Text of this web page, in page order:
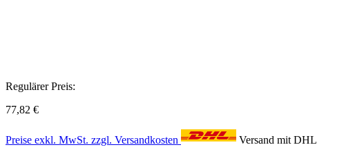
Regulärer Preis:
77,82 €
Preise exkl. MwSt. zzgl. Versandkosten
Versand mit DHL